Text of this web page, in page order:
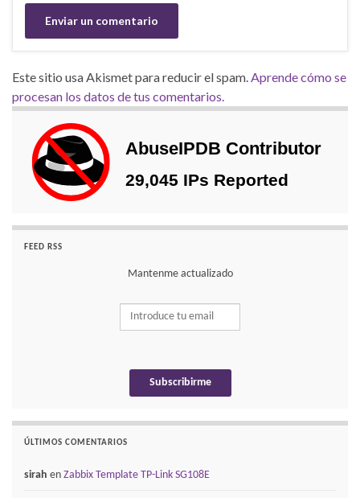
Este sitio usa Akismet para reducir el spam. Aprende cómo se
procesan los datos de tus comentarios.
FEED RSS
Mantenme actualizado
ÚLTIMOS COMENTARIOS
sirah en Zabbix Template TP-Link SG108E